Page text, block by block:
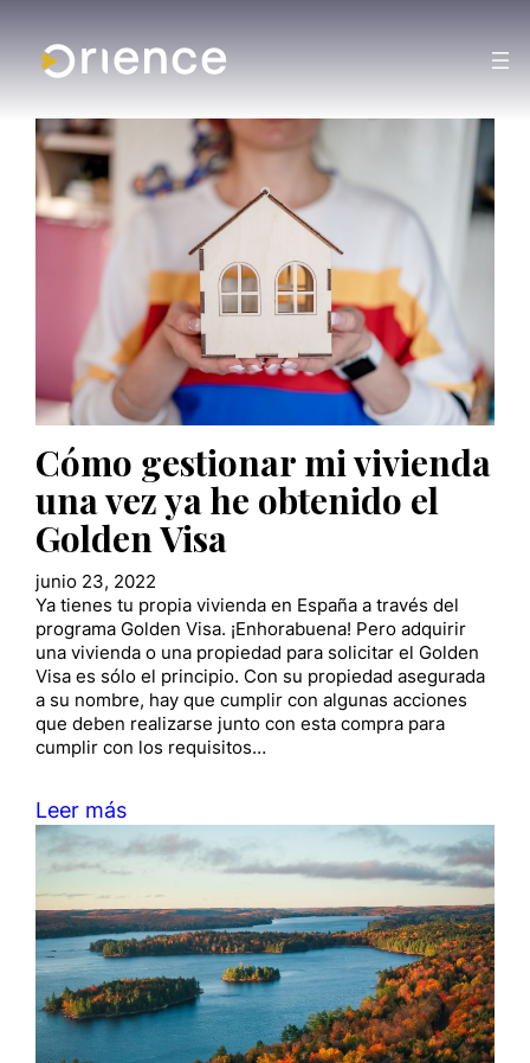
Cómo gestionar mi vivienda
una vez ya he obtenido el
Golden Visa
junio 23, 2022
Ya tienes tu propia vivienda en España a través del
programa Golden Visa. ¡Enhorabuena! Pero adquirir
una vivienda o una propiedad para solicitar el Golden
Visa es sólo el principio. Con su propiedad asegurada
a su nombre, hay que cumplir con algunas acciones
que deben realizarse junto con esta compra para
cumplir con los requisitos…
Leer más